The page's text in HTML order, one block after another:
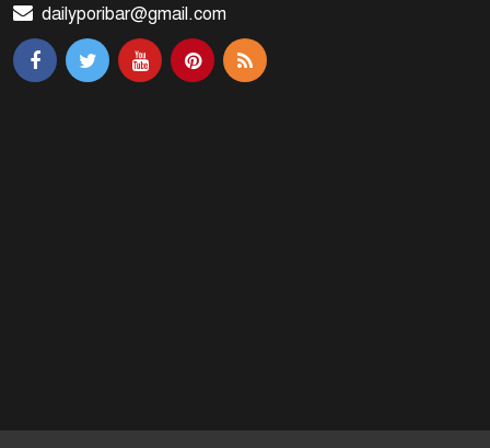
প্রধানমন্ত্রীর সঙ্গে সাক্ষাৎ সৌদি আরবের
উপ পররাষ্ট্রমন্ত্রীর
dailyporibar@gmail.com